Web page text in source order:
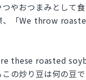
やおつまみとして
、「We throw
these roasted
の炒り豆は何の豆で